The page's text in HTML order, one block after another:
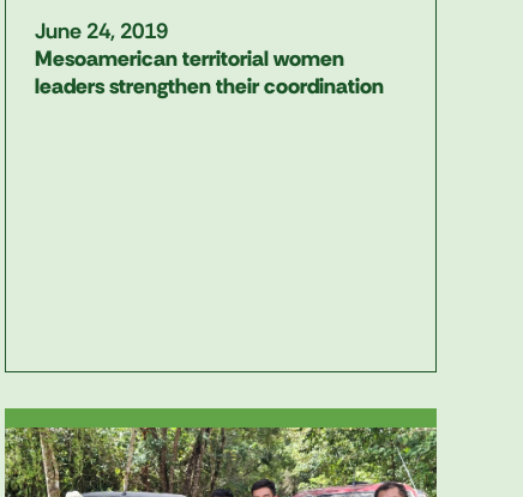
June 24, 2019
Mesoamerican territorial women
leaders strengthen their coordination